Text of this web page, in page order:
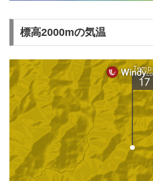
標高2000mの気温